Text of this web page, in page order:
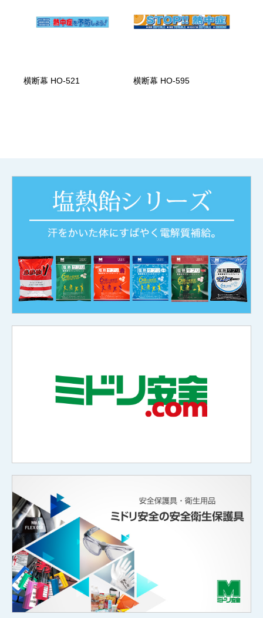
横断幕 HO-521 横断幕 HO-595